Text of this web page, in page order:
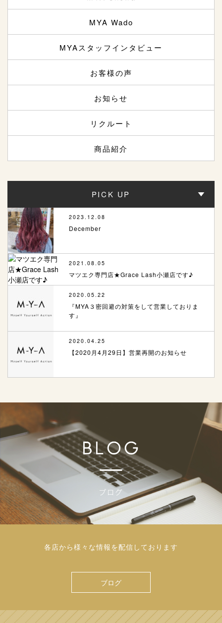
MYA Wado
MYAスタッフインタビュー
お客様の声
お知らせ
リクルート
商品紹介
PICK UP
2023.12.08
December
2021.08.05
マツエク専門店★Grace Lash小瀬店です♪
2020.05.22
『MYA３密回避の対策をして営業しておりま
す』
2020.04.25
【2020月4月29日】営業再開のお知らせ
各店から様々な情報を配信しております
ブログ